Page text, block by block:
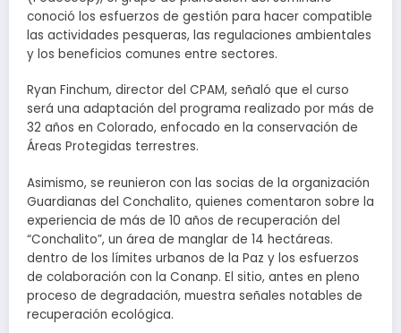
conoció los esfuerzos de gestión para hacer compatible
las actividades pesqueras, las regulaciones ambientales
y los beneficios comunes entre sectores.
Ryan Finchum, director del CPAM, señaló que el curso
será una adaptación del programa realizado por más de
32 años en Colorado, enfocado en la conservación de
Áreas Protegidas terrestres.
Asimismo, se reunieron con las socias de la organización
Guardianas del Conchalito, quienes comentaron sobre la
experiencia de más de 10 años de recuperación del
“Conchalito”, un área de manglar de 14 hectáreas.
dentro de los límites urbanos de la Paz y los esfuerzos
de colaboración con la Conanp. El sitio, antes en pleno
proceso de degradación, muestra señales notables de
recuperación ecológica.